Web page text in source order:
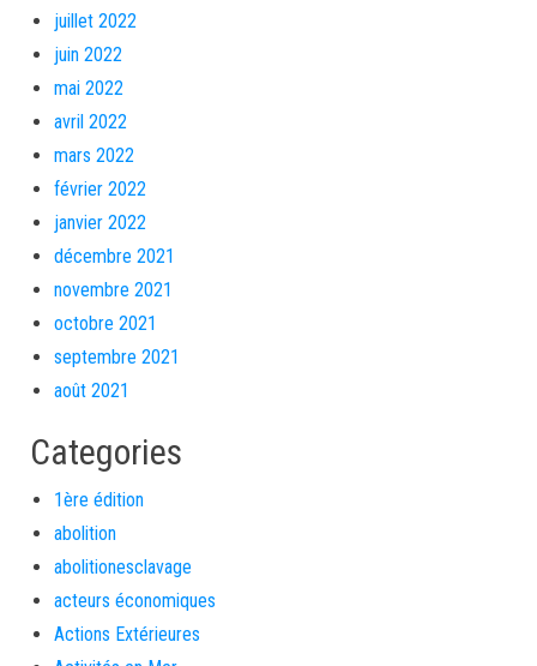
juillet 2022
juin 2022
mai 2022
avril 2022
mars 2022
février 2022
janvier 2022
décembre 2021
novembre 2021
octobre 2021
septembre 2021
août 2021
Categories
1ère édition
abolition
abolitionesclavage
acteurs économiques
Actions Extérieures